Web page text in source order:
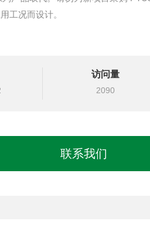
工况而设计。
访问量
2090
联系我们